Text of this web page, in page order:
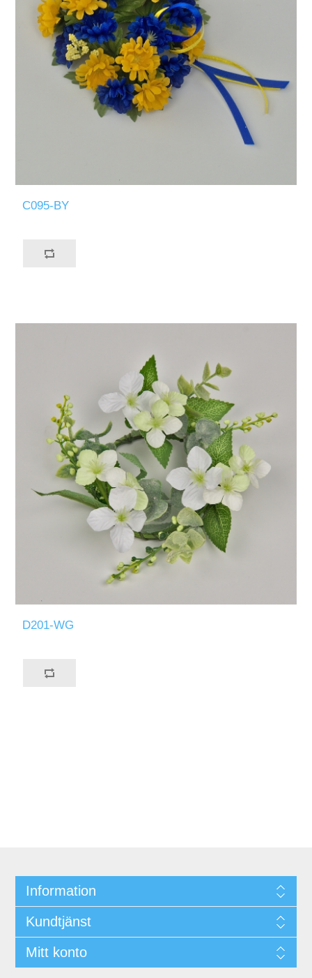
C095-BY
D201-WG
Information
Kundtjänst
Mitt konto